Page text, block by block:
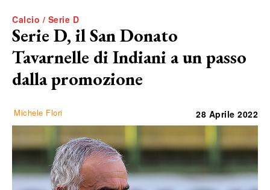
Calcio / Serie D
Serie D, il San Donato
Tavarnelle di Indiani a un passo
dalla promozione
Michele Flori 28 Aprile 2022